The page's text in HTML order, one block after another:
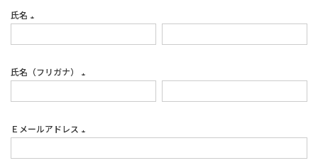
氏名
氏名（フリガナ）
Ｅメールアドレス